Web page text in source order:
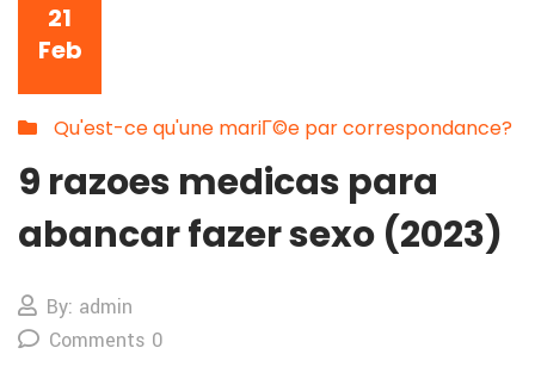
21
Feb
Qu'est-ce qu'une mariГ©e par correspondance?
9 razoes medicas para
abancar fazer sexo (2023)
By: admin
Comments 0